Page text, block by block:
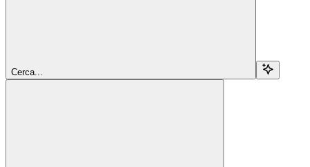
Cerca...